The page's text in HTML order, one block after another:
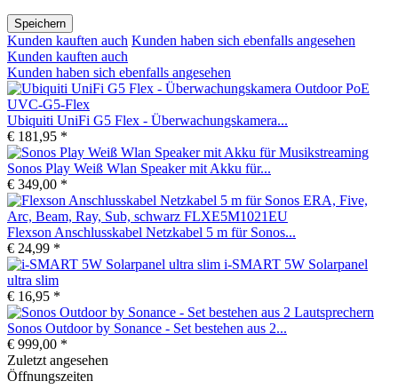
Speichern
Kunden kauften auch Kunden haben sich ebenfalls angesehen
Kunden kauften auch
Kunden haben sich ebenfalls angesehen
Ubiquiti UniFi G5 Flex - Überwachungskamera...
€ 181,95 *
Sonos Play Weiß Wlan Speaker mit Akku für...
€ 349,00 *
Flexson Anschlusskabel Netzkabel 5 m für Sonos...
€ 24,99 *
i-SMART 5W Solarpanel
ultra slim
€ 16,95 *
Sonos Outdoor by Sonance - Set bestehen aus 2...
€ 999,00 *
Zuletzt angesehen
Öffnungszeiten